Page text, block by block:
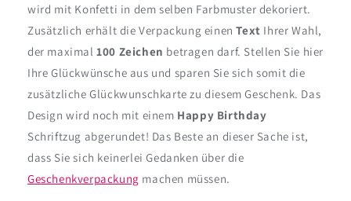
wird mit Konfetti in dem selben Farbmuster dekoriert.
Zusätzlich erhält die Verpackung einenText Ihrer Wahl,
der maximal100 Zeichen betragen darf. Stellen Sie hier
Ihre Glückwünsche aus und sparen Sie sich somit die
zusätzliche Glückwunschkarte zu diesem Geschenk. Das
Design wird noch mit einem Happy Birthday
Schriftzug abgerundet! Das Beste an dieser Sache ist,
dass Sie sich keinerlei Gedanken über die
Geschenkverpackung machen müssen.